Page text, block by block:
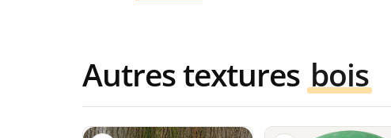
Autres textures bois